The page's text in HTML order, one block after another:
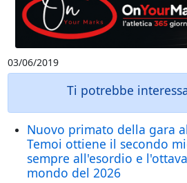
03/06/2019
Ti potrebbe
Nuovo primato della gara
Temoi ottiene il secondo
sempre all'esordio e
mondo del 2026